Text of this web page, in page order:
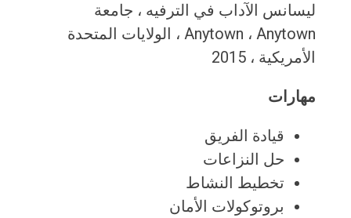
ليسانس الآداب في الترفيه ، جامعة
Anytown ، Anytown ، الولايات المتحدة
الأمريكية ، 2015
مهارات
قيادة الفريق
حل النزاعات
تخطيط النشاط
بروتوكولات الأمان